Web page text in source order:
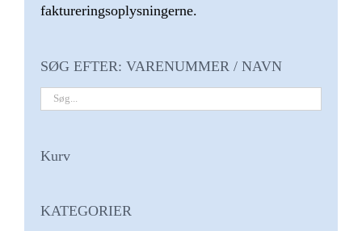
faktureringsoplysningerne.
SØG EFTER: VARENUMMER / NAVN
Kurv
KATEGORIER